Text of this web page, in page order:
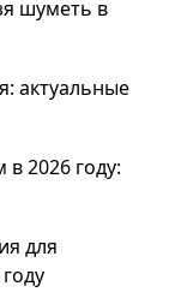
шуметь в
актуальные
2026 году:
для